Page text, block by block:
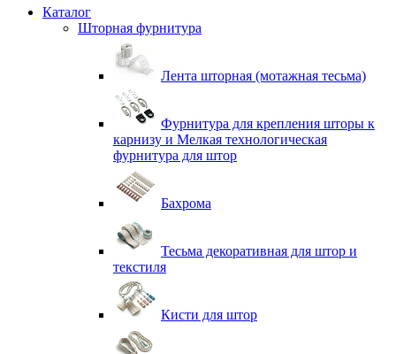
Каталог
Шторная фурнитура
Лента шторная (мотажная тесьма)
Фурнитура для крепления шторы к
карнизу и Мелкая технологическая
фурнитура для штор
Бахрома
Тесьма декоративная для штор и
текстиля
Кисти для штор